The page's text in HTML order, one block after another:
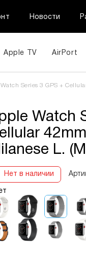
Новости
Apple TV AirPort
Series 3 GPS +
Watch
L.
Нет в наличии